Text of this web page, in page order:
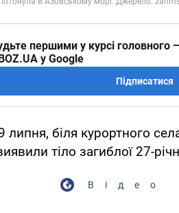
першими у курсі головного
у Google
Підписатися
липня, біля курортного
тіло загиблої 27-
Відео